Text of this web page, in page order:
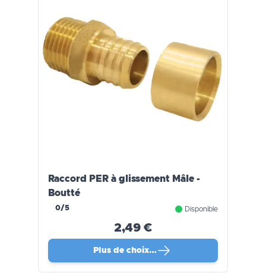
Raccord PER à glissement Mâle -
Boutté
0/5 Disponible
2,49 €
Plus de choix…